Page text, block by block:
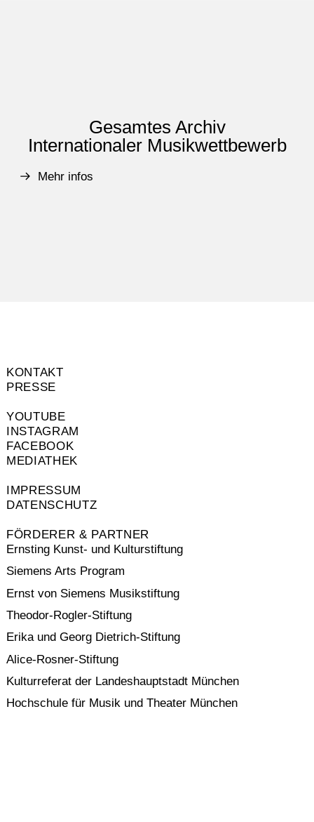
Gesamtes Archiv
Internationaler Musikwettbewerb
Mehr infos
KONTAKT
PRESSE
YOUTUBE
INSTAGRAM
FACEBOOK
MEDIATHEK
IMPRESSUM
DATENSCHUTZ
FÖRDERER & PARTNER
Ernsting Kunst- und Kulturstiftung
Siemens Arts Program
Ernst von Siemens Musikstiftung
Theodor-Rogler-Stiftung
Erika und Georg Dietrich-Stiftung
Alice-Rosner-Stiftung
Kulturreferat der Landeshauptstadt München
Hochschule für Musik und Theater München